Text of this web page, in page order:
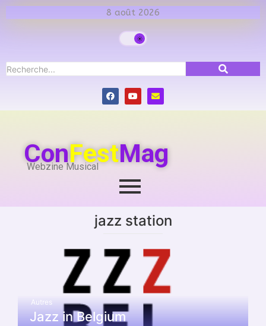
8 août 2026
ConFestMag
Webzine Musical
jazz station
Autres
Jazz in Belgium